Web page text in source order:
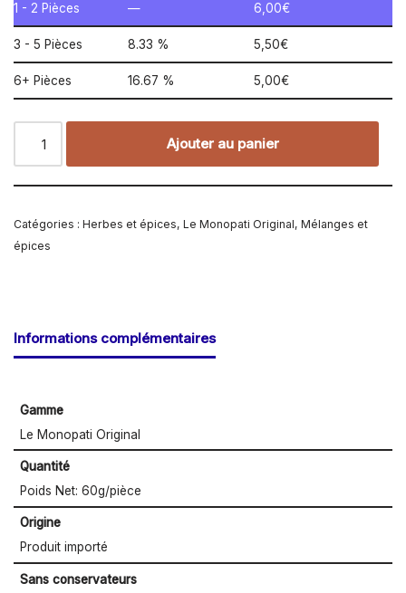
1 - 2 Pièces — 6,00€
3 - 5 Pièces 8.33 % 5,50€
6+ Pièces 16.67 % 5,00€
Ajouter au panier
Catégories : Herbes et épices, Le Monopati Original, Mélanges et
épices
Informations complémentaires
Gamme
Le Monopati Original
Quantité
Poids Net: 60g/pièce
Origine
Produit importé
Sans conservateurs